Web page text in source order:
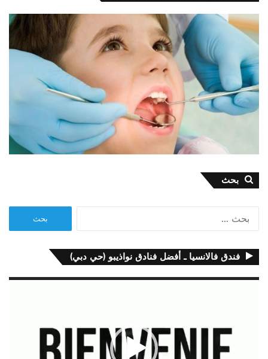
بحث
فندق فالانسيا ـ أفضل فنادق نواذيبو (حي دبي)
مشغل